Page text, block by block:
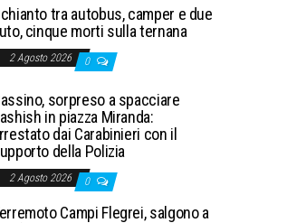
tra autobus, camper e due
cinque morti sulla ternana
2 Agosto 2026 0
sorpreso a spacciare
in piazza Miranda:
dai Carabinieri con il
della Polizia
2 Agosto 2026 0
Campi Flegrei, salgono a